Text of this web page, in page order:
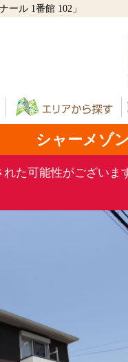
ール 1番館 102」
シャーメゾ
た可能性がござい